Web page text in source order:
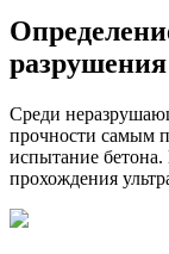
разрушения
Среди
прочности самым
испытание
прохождения